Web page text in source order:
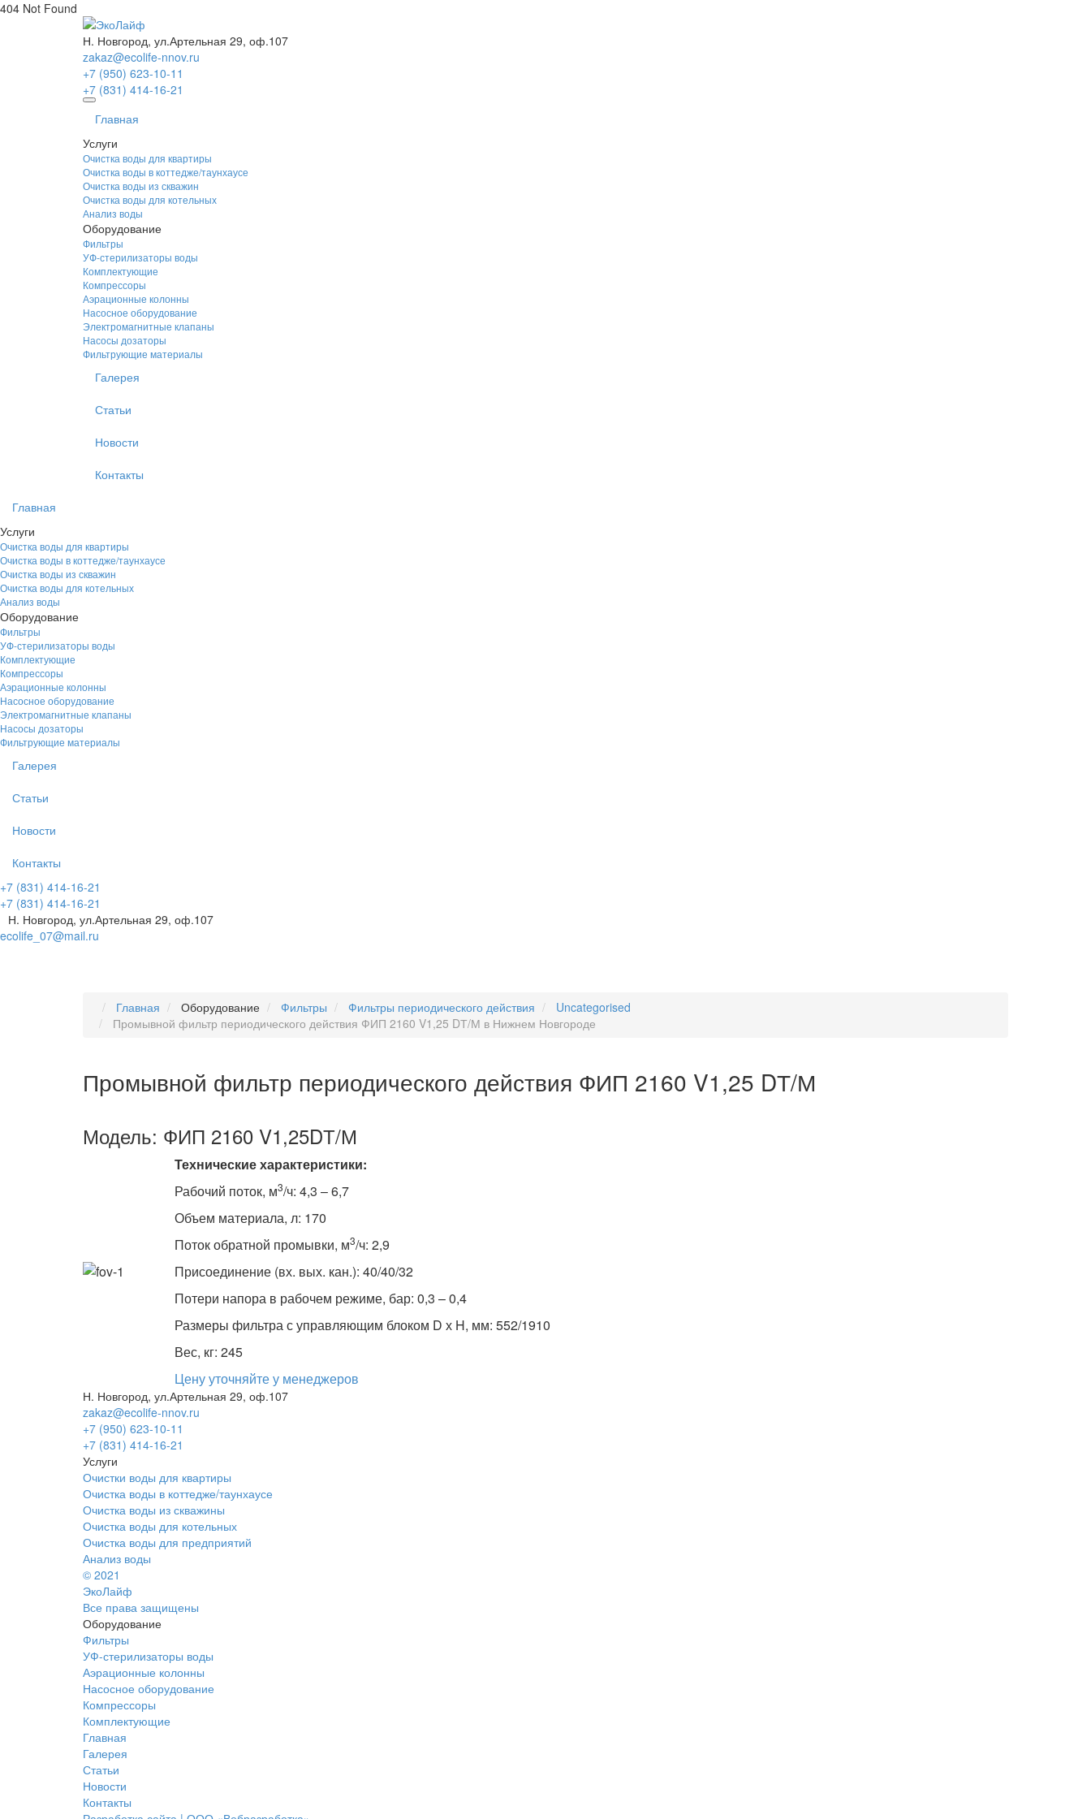
404 Not Found
Н. Новгород, ул.Артельная 29, оф.107
zakaz@ecolife-nnov.ru
+7 (950) 623-10-11
+7 (831) 414-16-21
Главная
Услуги
Очистка воды для квартиры
Очистка воды в коттедже/таунхаусе
Очистка воды из скважин
Очистка воды для котельных
Анализ воды
Оборудование
Фильтры
УФ-стерилизаторы воды
Комплектующие
Компрессоры
Аэрационные колонны
Насосное оборудование
Электромагнитные клапаны
Насосы дозаторы
Фильтрующие материалы
Галерея
Статьи
Новости
Контакты
Главная
Услуги
Очистка воды для квартиры
Очистка воды в коттедже/таунхаусе
Очистка воды из скважин
Очистка воды для котельных
Анализ воды
Оборудование
Фильтры
УФ-стерилизаторы воды
Комплектующие
Компрессоры
Аэрационные колонны
Насосное оборудование
Электромагнитные клапаны
Насосы дозаторы
Фильтрующие материалы
Галерея
Статьи
Новости
Контакты
+7 (831) 414-16-21
+7 (831) 414-16-21
Н. Новгород, ул.Артельная 29, оф.107
ecolife_07@mail.ru
Главная Оборудование Фильтры Фильтры периодического действия
Uncategorised
Промывной фильтр периодического действия ФИП 2160 V1,25 DТ/М в Нижнем Новгороде
Промывной фильтр периодического действия ФИП 2160 V1,25 DТ/М
Модель: ФИП 2160 V1,25DТ/М
Технические характеристики:
Рабочий поток, м3/ч: 4,3 – 6,7
Объем материала, л: 170
Поток обратной промывки, м3/ч: 2,9
Присоединение (вх. вых. кан.): 40/40/32
Потери напора в рабочем режиме, бар: 0,3 – 0,4
Размеры фильтра с управляющим блоком D х H, мм: 552/1910
Вес, кг: 245
Цену уточняйте у менеджеров
Н. Новгород, ул.Артельная 29, оф.107
zakaz@ecolife-nnov.ru
+7 (950) 623-10-11
+7 (831) 414-16-21
Услуги
Очистки воды для квартиры
Очистка воды в коттедже/таунхаусе
Очистка воды из скважины
Очистка воды для котельных
Очистка воды для предприятий
Анализ воды
© 2021
ЭкоЛайф
Все права защищены
Оборудование
Фильтры
УФ-стерилизаторы воды
Аэрационные колонны
Насосное оборудование
Компрессоры
Комплектующие
Главная
Галерея
Статьи
Новости
Контакты